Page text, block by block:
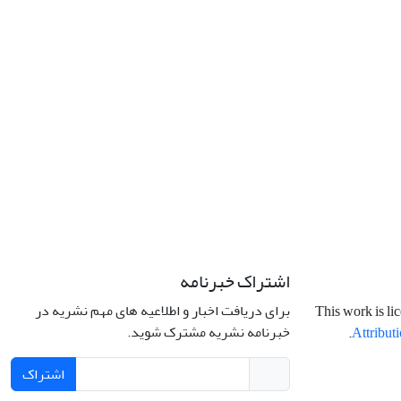
This work is
.
اشتراک خبرنامه
برای دریافت اخبار و اطلاعیه های مهم نشریه در
خبرنامه نشریه مشترک شوید.
اشتراک